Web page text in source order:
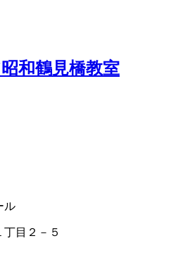
和鶴見橋教室
ル
目２－５